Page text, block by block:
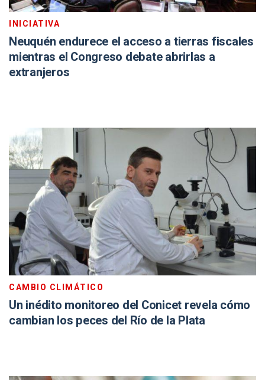
INICIATIVA
Neuquén endurece el acceso a tierras fiscales
mientras el Congreso debate abrirlas a
extranjeros
CAMBIO CLIMÁTICO
Un inédito monitoreo del Conicet revela cómo
cambian los peces del Río de la Plata